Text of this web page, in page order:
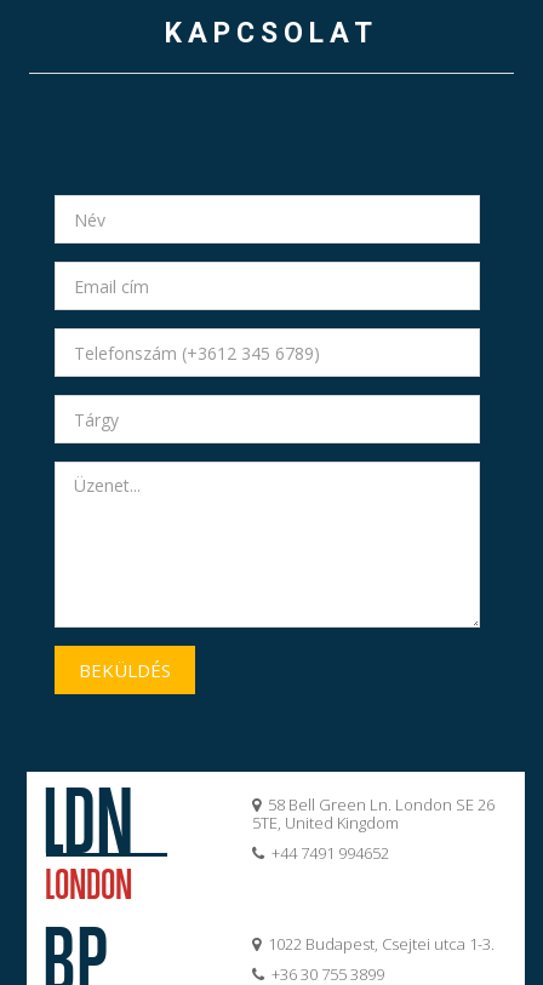
KAPCSOLAT
Név
Email
cím
*
Telefonszám
Tárgy
Üzenet
BEKÜLDÉS
LDN
LONDON
58 Bell Green Ln. London SE 26
5TE, United Kingdom
+44 7491 994652
BP
1022 Budapest, Csejtei utca 1-3.
+36 30 755 3899